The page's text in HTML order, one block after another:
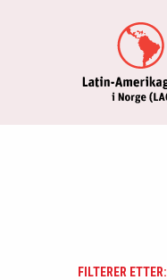
FILTERER ETTER: